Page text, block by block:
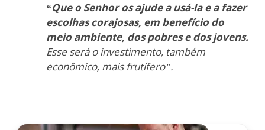
“Que o Senhor os ajude a usá-la e a fazer
escolhas corajosas, em benefício do
meio ambiente, dos pobres e dos jovens.
Esse será o investimento, também
econômico, mais frutífero”.